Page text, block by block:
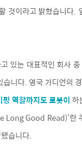
것이라고 밝혔습니다.
있는 대표적인 회사
니다. 영국 가디언의
핑 역할까지도 로봇이하
Long Good Read)’란
습니다.